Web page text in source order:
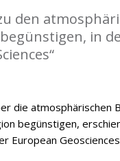
den
in
die atmosphärischen
begünstigen,
European